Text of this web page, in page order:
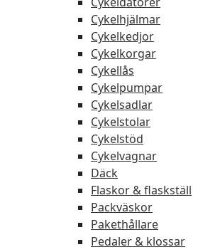
Cykelhjälmar
Cykelkedjor
Cykelkorgar
Cykellås
Cykelpumpar
Cykelsadlar
Cykelstolar
Cykelstöd
Cykelvagnar
Däck
Flaskor & flaskställ
Packväskor
Pakethållare
Pedaler & klossar